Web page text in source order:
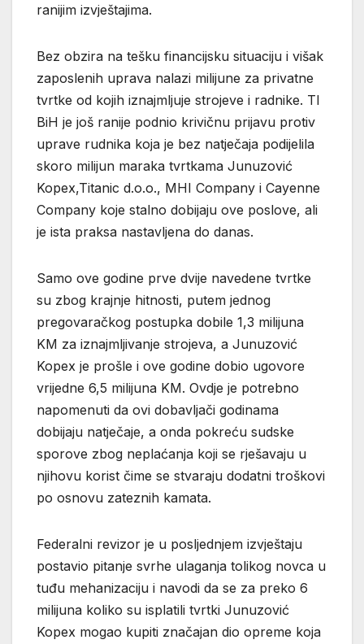
ranijim izvještajima.
Bez obzira na tešku financijsku situaciju i višak
zaposlenih uprava nalazi milijune za privatne
tvrtke od kojih iznajmljuje strojeve i radnike. TI
BiH je još ranije podnio krivičnu prijavu protiv
uprave rudnika koja je bez natječaja podijelila
skoro milijun maraka tvrtkama Junuzović
Kopex,Titanic d.o.o., MHI Company i Cayenne
Company koje stalno dobijaju ove poslove, ali
je ista praksa nastavljena do danas.
Samo ove godine prve dvije navedene tvrtke
su zbog krajnje hitnosti, putem jednog
pregovaračkog postupka dobile 1,3 milijuna
KM za iznajmljivanje strojeva, a Junuzović
Kopex je prošle i ove godine dobio ugovore
vrijedne 6,5 milijuna KM. Ovdje je potrebno
napomenuti da ovi dobavljači godinama
dobijaju natječaje, a onda pokreću sudske
sporove zbog neplaćanja koji se rješavaju u
njihovu korist čime se stvaraju dodatni troškovi
po osnovu zateznih kamata.
Federalni revizor je u posljednjem izvještaju
postavio pitanje svrhe ulaganja tolikog novca u
tuđu mehanizaciju i navodi da se za preko 6
milijuna koliko su isplatili tvrtki Junuzović
Kopex mogao kupiti značajan dio opreme koja